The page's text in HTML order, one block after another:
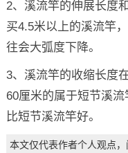
2、溪流竿的伸展长度
买4.5米以上的溪流竿
往会大弧度下降。
3、溪流竿的收缩长度
60厘米的属于短节溪
比短节溪流竿好。
本文仅代表作者个人观点